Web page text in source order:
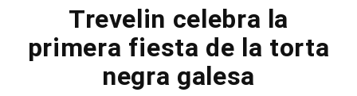
Trevelin celebra la
primera fiesta de la torta
negra galesa